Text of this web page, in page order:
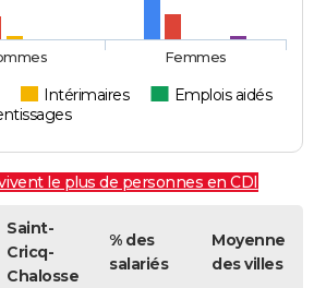
Intérimaires
Emplois aidés
Femmes
le plus de personnes en CDI
Saint-
Cricq-
Chalosse
% des
salariés
Moyenne
des villes